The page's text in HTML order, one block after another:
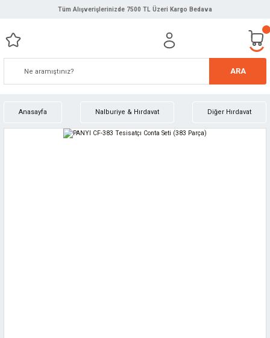
Tüm Alışverişlerinizde 7500 TL Üzeri Kargo Bedava
ARA
Anasayfa Nalburiye & Hırdavat Diğer Hırdavat